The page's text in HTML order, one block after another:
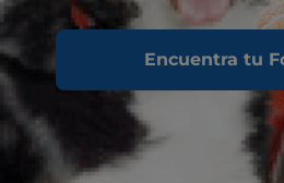
Encuentra tu